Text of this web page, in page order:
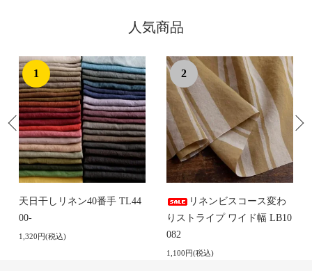
人気商品
1
天日干しリネン40番手 TL44
00-
1,320円(税込)
2
リネンビスコース変わ
りストライプ ワイド幅 LB10
082
1,100円(税込)